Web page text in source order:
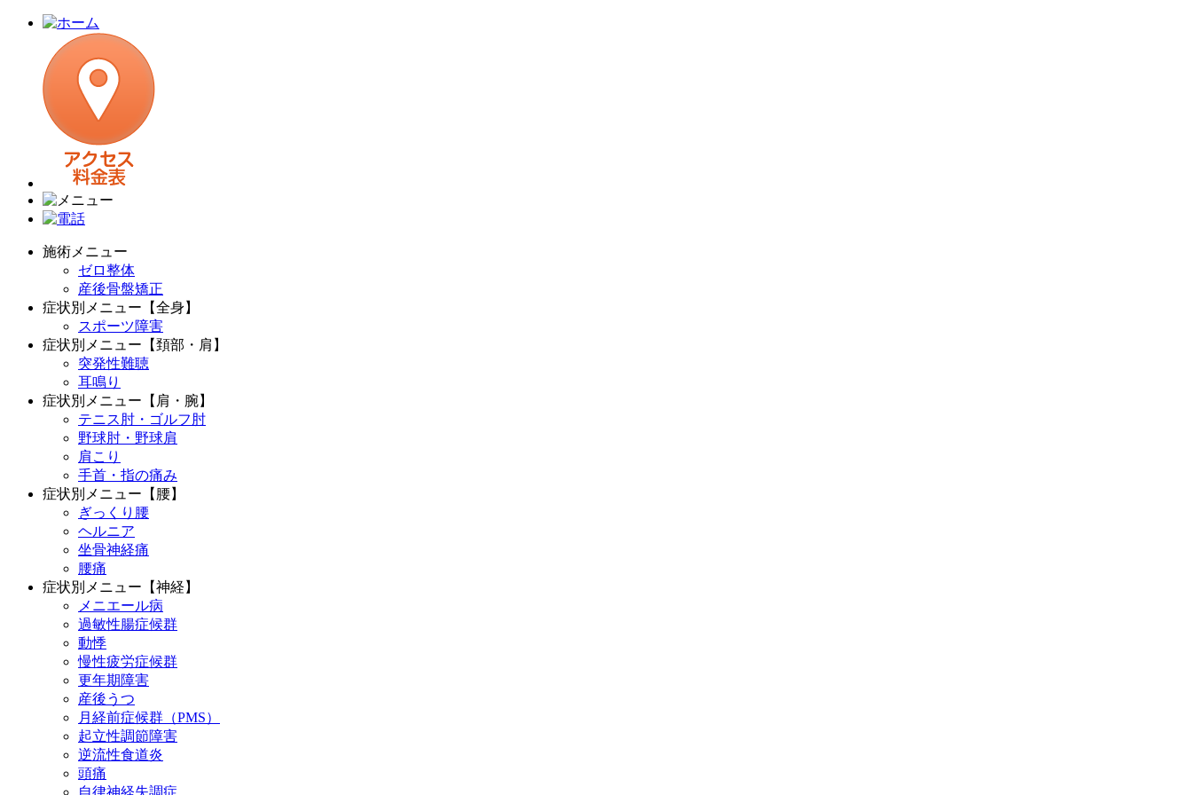
施術メニュー
ゼロ整体
産後骨盤矯正
症状別メニュー【全身】
スポーツ障害
症状別メニュー【頚部・肩】
突発性難聴
耳鳴り
症状別メニュー【肩・腕】
テニス肘・ゴルフ肘
野球肘・野球肩
肩こり
手首・指の痛み
症状別メニュー【腰】
ぎっくり腰
ヘルニア
坐骨神経痛
腰痛
症状別メニュー【神経】
メニエール病
過敏性腸症候群
動悸
慢性疲労症候群
更年期障害
産後うつ
月経前症候群（PMS）
起立性調節障害
逆流性食道炎
頭痛
自律神経失調症